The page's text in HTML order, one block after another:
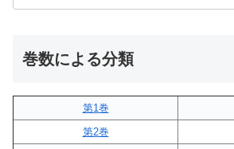
巻数による分類
第1巻
第2巻